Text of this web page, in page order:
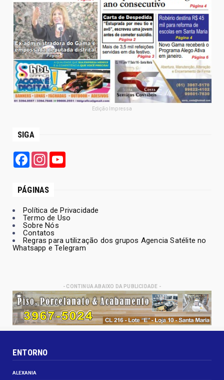
Edição Impressa
SIGA
FacebookInstagram
PÁGINAS
Política de Privacidade
Termo de Uso
Sobre Nós
Contatos
Regras para utilização dos grupos Agencia Satélite no
Whatsapp e Telegram
- CONTINUA ABAIXO DA PUBLICIDADE -
ENTORNO
ALEXANIA